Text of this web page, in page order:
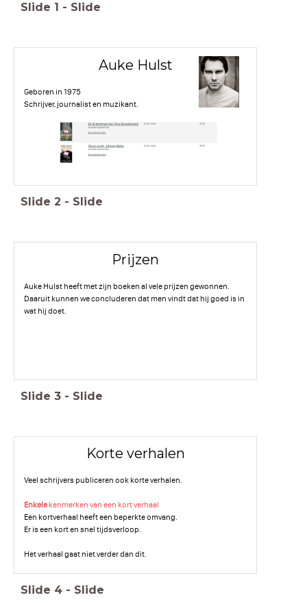
Slide 1 - Slide
Auke Hulst
Geboren in 1975
Schrijver, journalist en muzikant.
Slide 2 - Slide
Prijzen
Auke Hulst heeft met zijn boeken al vele prijzen gewonnen.
Daaruit kunnen we concluderen dat men vindt dat hij goed is in
wat hij doet.
Slide 3 - Slide
Korte verhalen
Veel schrijvers publiceren ook korte verhalen.
Enkelekenmerken van een kort verhaal
Een kortverhaal heeft een beperkte omvang.
Er is een kort en snel tijdsverloop.
Het verhaal gaat niet verder dan dit.
Slide 4 - Slide